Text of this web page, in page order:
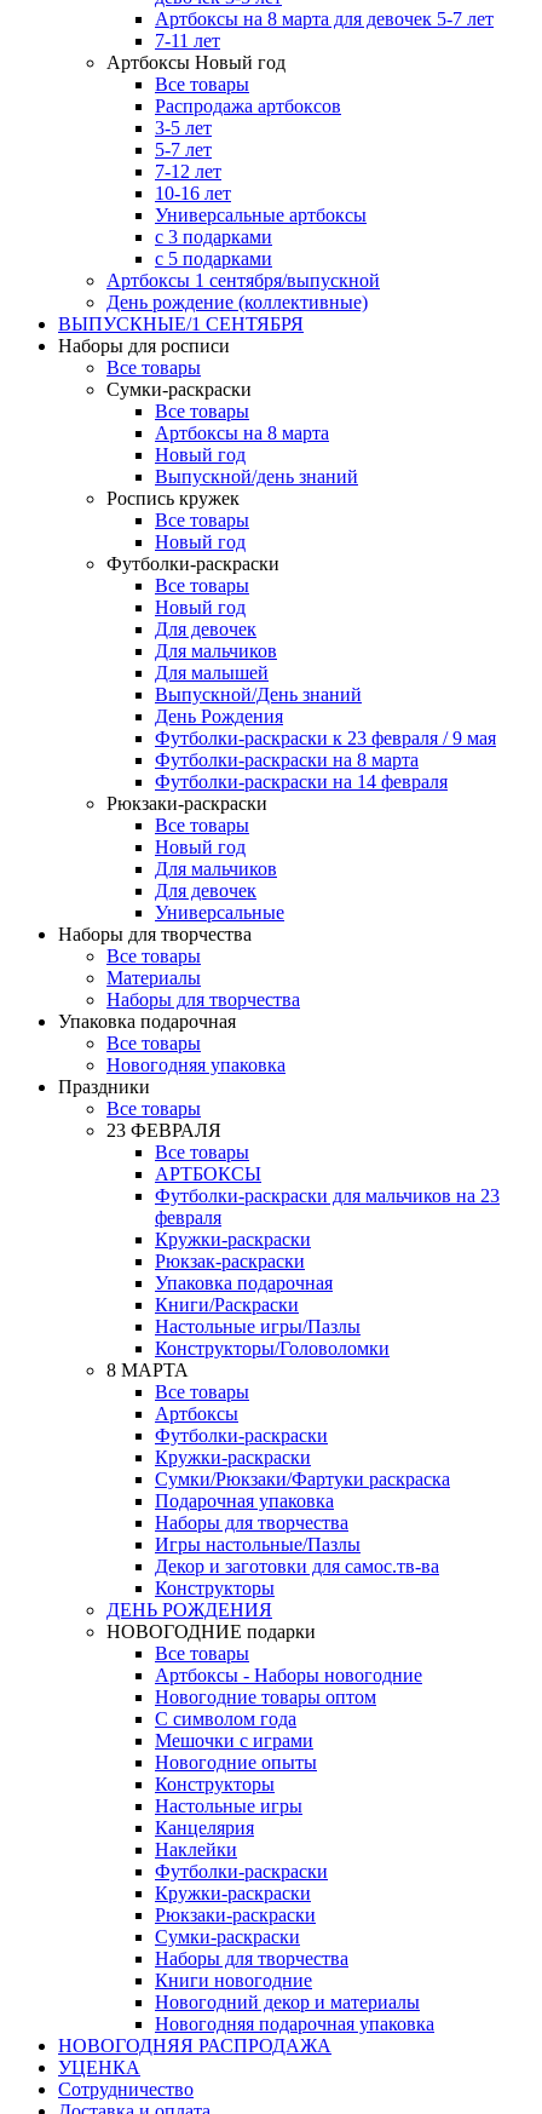
Артбоксы на 8 марта для девочек 5-7 лет
7-11 лет
Артбоксы Новый год
Все товары
Распродажа артбоксов
3-5 лет
5-7 лет
7-12 лет
10-16 лет
Универсальные артбоксы
с 3 подарками
с 5 подарками
Артбоксы 1 сентября/выпускной
День рождение (коллективные)
ВЫПУСКНЫЕ/1 СЕНТЯБРЯ
Наборы для росписи
Все товары
Сумки-раскраски
Все товары
Артбоксы на 8 марта
Новый год
Выпускной/день знаний
Роспись кружек
Все товары
Новый год
Футболки-раскраски
Все товары
Новый год
Для девочек
Для мальчиков
Для малышей
Выпускной/День знаний
День Рождения
Футболки-раскраски к 23 февраля / 9 мая
Футболки-раскраски на 8 марта
Футболки-раскраски на 14 февраля
Рюкзаки-раскраски
Все товары
Новый год
Для мальчиков
Для девочек
Универсальные
Наборы для творчества
Все товары
Материалы
Наборы для творчества
Упаковка подарочная
Все товары
Новогодняя упаковка
Праздники
Все товары
23 ФЕВРАЛЯ
Все товары
АРТБОКСЫ
Футболки-раскраски для мальчиков на 23
февраля
Кружки-раскраски
Рюкзак-раскраски
Упаковка подарочная
Книги/Раскраски
Настольные игры/Пазлы
Конструкторы/Головоломки
8 МАРТА
Все товары
Артбоксы
Футболки-раскраски
Кружки-раскраски
Сумки/Рюкзаки/Фартуки раскраска
Подарочная упаковка
Наборы для творчества
Игры настольные/Пазлы
Декор и заготовки для самос.тв-ва
Конструкторы
ДЕНЬ РОЖДЕНИЯ
НОВОГОДНИЕ подарки
Все товары
Артбоксы - Наборы новогодние
Новогодние товары оптом
С символом года
Мешочки с играми
Новогодние опыты
Конструкторы
Настольные игры
Канцелярия
Наклейки
Футболки-раскраски
Кружки-раскраски
Рюкзаки-раскраски
Сумки-раскраски
Наборы для творчества
Книги новогодние
Новогодний декор и материалы
Новогодняя подарочная упаковка
НОВОГОДНЯЯ РАСПРОДАЖА
УЦЕНКА
Сотрудничество